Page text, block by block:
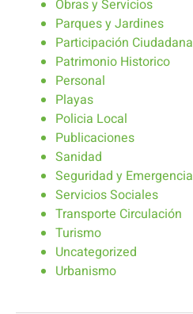
Obras y Servicios
Parques y Jardines
Participación Ciudadana
Patrimonio Historico
Personal
Playas
Policia Local
Publicaciones
Sanidad
Seguridad y Emergencia
Servicios Sociales
Transporte Circulación
Turismo
Uncategorized
Urbanismo